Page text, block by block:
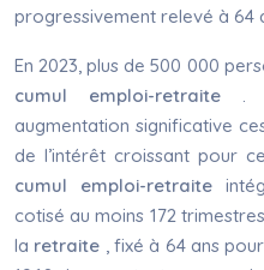
progressivement relevé à 64
En 2023, plus de 500 000
cumul emploi-retraite .
augmentation significative
de l’intérêt croissant pour
cumul emploi-retraite
cotisé au moins 172
la retraite , fixé à 64 ans